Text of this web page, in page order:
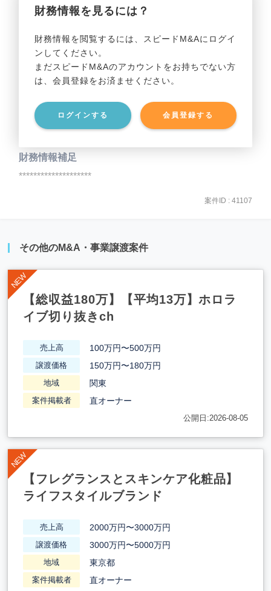
財務情報を見るには？
財務情報を閲覧するには、スピードM&Aにログイ
ンしてください。
まだスピードM&Aのアカウントをお持ちでない方
は、会員登録をお済ませください。
ログインする 会員登録する
事業利益 ********************
貸借対照表（B/S）
事業資産 ********************
事業負債 ********************
財務情報補足
********************
案件ID : 41107
その他のM&A・事業譲渡案件
【総収益180万】【平均13万】ホロラ
イブ切り抜きch
売上高 100万円〜500万円
譲渡価格 150万円〜180万円
地域 関東
案件掲載者 直オーナー
公開日:2026-08-05
【フレグランスとスキンケア化粧品】
ライフスタイルブランド
売上高 2000万円〜3000万円
譲渡価格 3000万円〜5000万円
地域 東京都
案件掲載者 直オーナー